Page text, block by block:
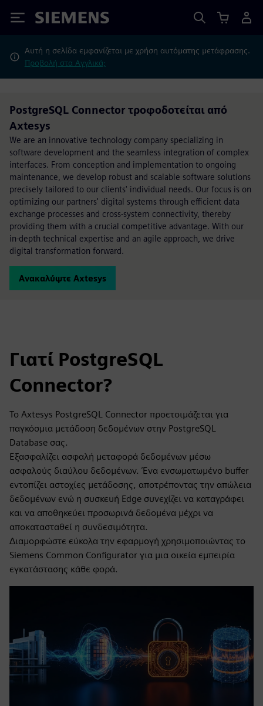
Siemens
Αυτή η σελίδα εμφανίζεται με χρήση αυτόματης μετάφρασης.
Προβολή στα Αγγλικά;
PostgreSQL Connector τροφοδοτείται από
Axtesys
We are an innovative technology company specializing in
software development and the seamless integration of complex
interfaces. From conception and implementation to ongoing
maintenance, we develop robust and scalable software solutions
precisely tailored to our clients' individual needs. Our focus is on
optimizing our partners' digital systems through efficient data
exchange processes and cross-system connectivity, thereby
providing them with a crucial competitive advantage. With our
in-depth technical expertise and an agile approach, we drive
digital transformation forward.
Ανακαλύψτε Axtesys
Γιατί PostgreSQL
Connector?
Το Axtesys PostgreSQL Connector προετοιμάζεται για
παγκόσμια μετάδοση δεδομένων στην PostgreSQL
Database σας.
Εξασφαλίζει ασφαλή μεταφορά δεδομένων μέσω
ασφαλούς διαύλου δεδομένων. Ένα ενσωματωμένο buffer
εντοπίζει αστοχίες μετάδοσης, αποτρέποντας την απώλεια
δεδομένων ενώ η συσκευή Edge συνεχίζει να καταγράφει
και να αποθηκεύει προσωρινά δεδομένα μέχρι να
αποκατασταθεί η συνδεσιμότητα.
Διαμορφώστε εύκολα την εφαρμογή χρησιμοποιώντας το
Siemens Common Configurator για μια οικεία εμπειρία
εγκατάστασης κάθε φορά.